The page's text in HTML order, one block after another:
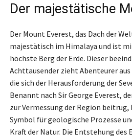
Der majestätische
Der Mount Everest, das Dach der
majestätisch im Himalaya und ist
höchste Berg der Erde. Dieser
Achttausender zieht Abenteurer
die sich der Herausforderung der
Benannt nach Sir George Everest,
zur Vermessung der Region
Symbol für geologische Prozesse
Kraft der Natur. Die Entstehung des